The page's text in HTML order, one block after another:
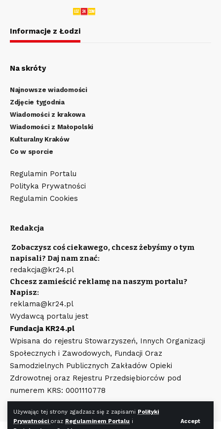
Używając tej strony zgadzasz się z zapisami Polityki
Prywatności oraz Regulaminem Portalu i
Accept
Informacje z Łodzi
Na skróty
Najnowsze wiadomości
Zdjęcie tygodnia
Wiadomości z krakowa
Wiadomości z Małopolski
Kulturalny Kraków
Co w sporcie
Regulamin Portalu
Polityka Prywatności
Regulamin Cookies
Redakcja
Zobaczysz coś ciekawego, chcesz żebyśmy o tym
napisali? Daj nam znać:
redakcja@kr24.pl
Chcesz zamieścić reklamę na naszym portalu?
Napisz:
reklama@kr24.pl
Wydawcą portalu jest
Fundacja KR24.pl
Wpisana do rejestru Stowarzyszeń, Innych Organizacji
Społecznych i Zawodowych, Fundacji Oraz
Samodzielnych Publicznych Zakładów Opieki
Zdrowotnej oraz Rejestru Przedsiębiorców pod
numerem KRS: 0001110778